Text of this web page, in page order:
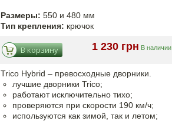
Размеры: 550 и 480 мм
Тип крепления: крючок
1 230 грн В наличии
В корзину
Trico Hybrid – превосходные дворники.
лучшие дворники Trico;
работают исключительно тихо;
проверяются при скорости 190 км/ч;
используются как зимой, так и летом;